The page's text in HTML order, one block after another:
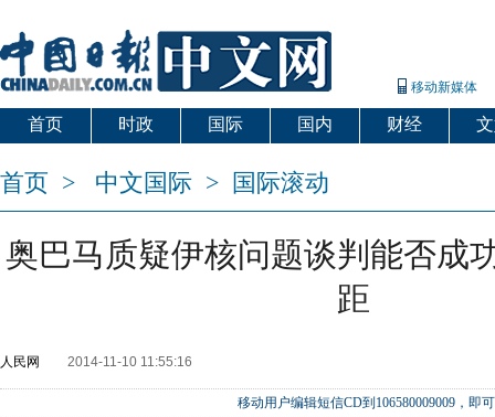
移动新媒体
首页 时政 国际 国内 财经
首页 > 中文国际 > 国际滚动
奥巴马质疑伊核问题谈判能否成
距
人民网 2014-11-10 11:55:16
移动用户编辑短信CD到106580009009，即